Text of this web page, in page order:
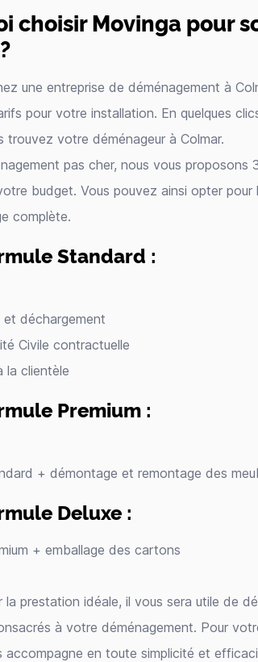
choisir Movinga pour
une entreprise de déménagement à
pour votre installation. En quelques
trouvez votre déménageur à Colmar.
pas cher, nous vous proposons
budget. Vous pouvez ainsi opter pour
complète.
Standard :
et déchargement
Civile contractuelle
la clientèle
Premium :
+ démontage et remontage des
Deluxe :
+ emballage des cartons
la prestation idéale, il vous sera utile de
à votre déménagement. Pour
accompagne en toute simplicité et